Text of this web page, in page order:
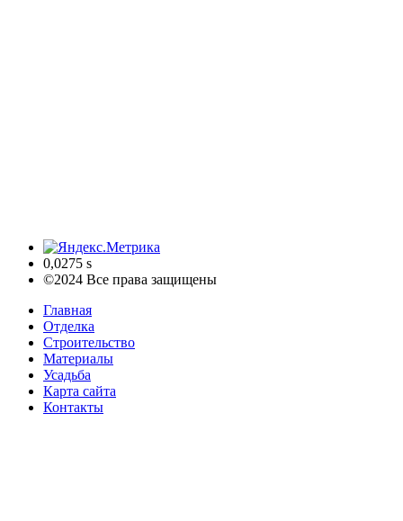
0,0275 s
©2024 Все права защищены
Главная
Отделка
Строительство
Материалы
Усадьба
Карта сайта
Контакты